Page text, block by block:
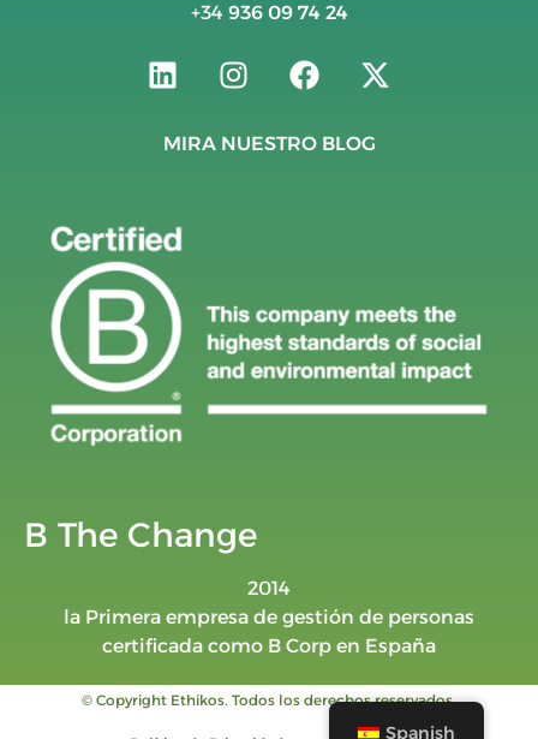
+34 936 09 74 24
MIRA NUESTRO BLOG
B The Change
2014
la Primera empresa de gestión de personas
certificada como B Corp en España
© Copyright Ethikos. Todos los derechos reservados.
Spanish